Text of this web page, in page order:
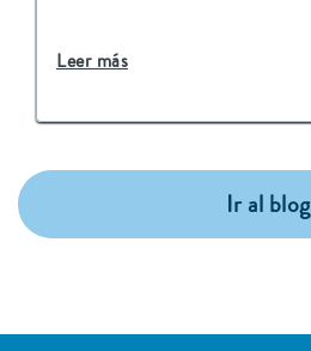
Leer más
Ir al blog